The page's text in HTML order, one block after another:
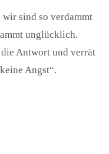
sind so verdammt
unglücklich.
Antwort und verrät
Angst“.